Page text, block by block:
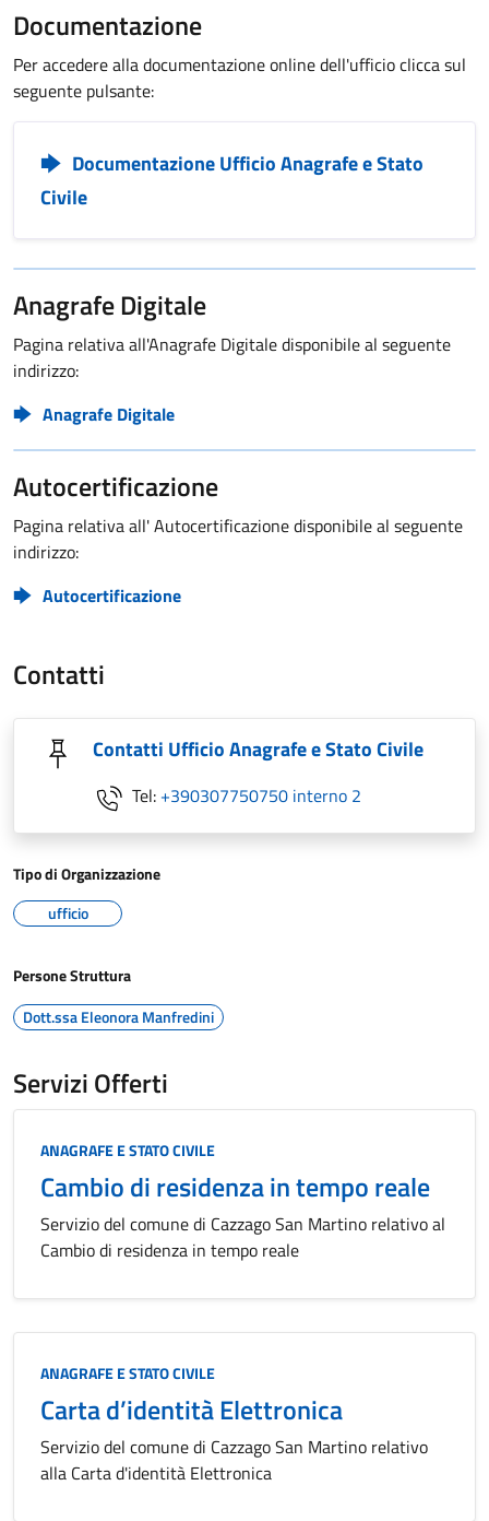
Documentazione
Per accedere alla documentazione online dell'ufficio clicca sul
seguente pulsante:
Documentazione Ufficio Anagrafe e Stato
Civile
Anagrafe Digitale
Pagina relativa all'Anagrafe Digitale disponibile al seguente
indirizzo:
Anagrafe Digitale
Autocertificazione
Pagina relativa all' Autocertificazione disponibile al seguente
indirizzo:
Autocertificazione
Contatti
Contatti Ufficio Anagrafe e Stato Civile
Tel: +390307750750 interno 2
Tipo di Organizzazione
ufficio
Persone Struttura
Dott.ssa Eleonora Manfredini
Servizi Offerti
Categoria:
ANAGRAFE E STATO CIVILE
Cambio di residenza in tempo reale
Servizio del comune di Cazzago San Martino relativo al
Cambio di residenza in tempo reale
Categoria:
ANAGRAFE E STATO CIVILE
Carta d’identità Elettronica
Servizio del comune di Cazzago San Martino relativo
alla Carta d'identità Elettronica